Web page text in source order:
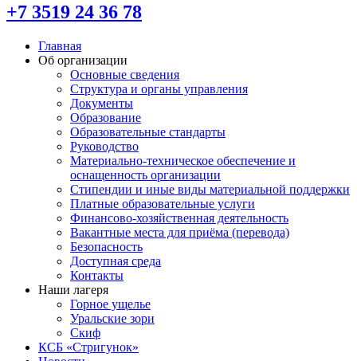
+7 3519 24 36 78
Главная
Об организации
Основные сведения
Структура и органы управления
Документы
Образование
Образовательные стандарты
Руководство
Материально-техническое обеспечение и
оснащенность организации
Стипендии и иные виды материальной поддержки
Платные образовательные услуги
Финансово-хозяйственная деятельность
Вакантные места для приёма (перевода)
Безопасность
Доступная среда
Контакты
Наши лагеря
Горное ущелье
Уральские зори
Скиф
КСБ «Стригунок»